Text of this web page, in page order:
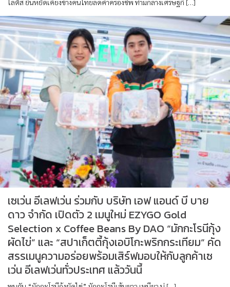
โลตัส ยืนหยัดเคียงข้างคนไทยลดค่าครองชีพ ท่ามกลางเศรษฐกิ […]
เซเว่น อีเลฟเว่น ร่วมกับ บริษัท เอฟ แอนด์ บี บาย
ดาว จำกัด เปิดตัว 2 เมนูใหม่ EZYGO Gold
Selection x Coffee Beans By DAO “มักกะโรนีกุ้ง
ผัดไข่” และ “สปาเก็ตตี้กุ้งเอบิโกะพริกกระเทียม” คัด
สรรเมนูความอร่อยพร้อมเสิร์ฟมอบให้กับลูกค้าเซ
เว่น อีเลฟเว่นทั่วประเทศ แล้ววันนี้